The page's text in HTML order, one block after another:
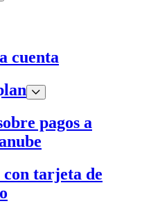
cuenta
pagos a
con tarjeta de